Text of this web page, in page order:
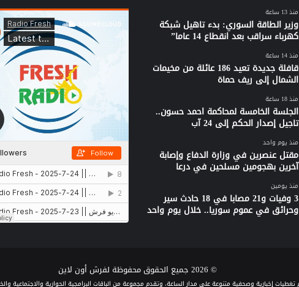
منذ 13 ساعة
وزير الطاقة السوري: بدء تاهيل شبكة
كهرباء سراقب بعد انقطاع 14 عاما”
منذ 14 ساعة
قافلة جديدة تعيد 186 عائلة من مخيمات
الشمال إلى ريف حماة
منذ 18 ساعة
الجلسة الخامسة لمحاكمة احمد حسون..
تاجيل إصدار الحكم إلى 24 آب
منذ يوم واحد
مقتل عنصرين في وزارة الدفاع وإصابة
آخرين بهجومين مسلحين في درعا
منذ يومين
3 وفيات و21 مصابا في 18 حادث سير
وحرائق في عموم سوريا.. خلال يوم واحد
© 2026 جميع الحقوق محفوظة لفرش أون لاين